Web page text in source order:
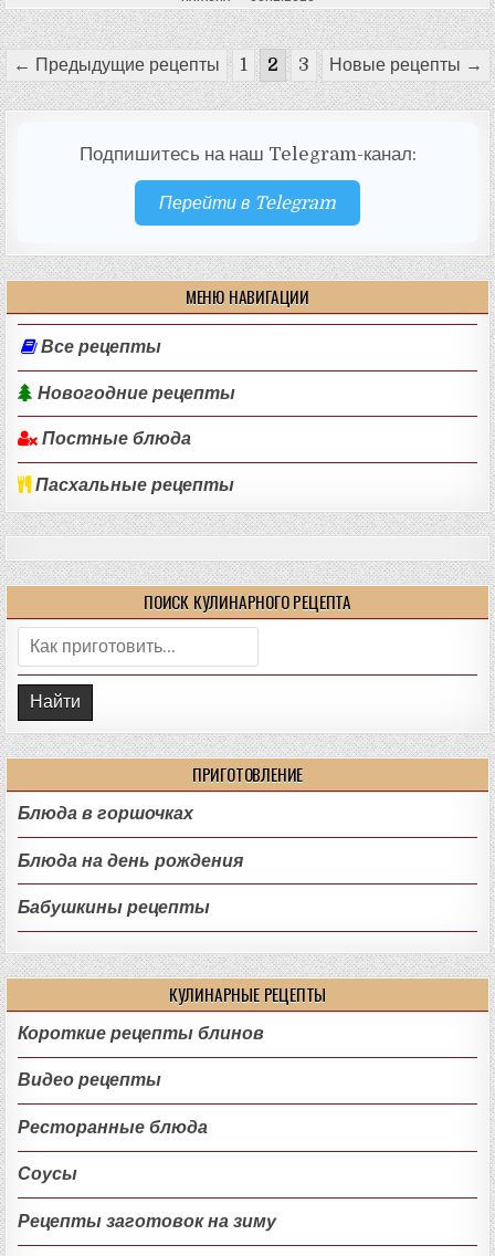
Пагинация
записей
← Предыдущие рецепты 1 2 3 Новые рецепты →
Подпишитесь на наш Telegram-канал:
Перейти в Telegram
МЕНЮ НАВИГАЦИИ
Все рецепты
Новогодние рецепты
Постные блюда
Пасхальные рецепты
ПОИСК КУЛИНАРНОГО РЕЦЕПТА
Поиск:
ПРИГОТОВЛЕНИЕ
Блюда в горшочках
Блюда на день рождения
Бабушкины рецепты
КУЛИНАРНЫЕ РЕЦЕПТЫ
Короткие рецепты блинов
Видео рецепты
Ресторанные блюда
Соусы
Рецепты заготовок на зиму